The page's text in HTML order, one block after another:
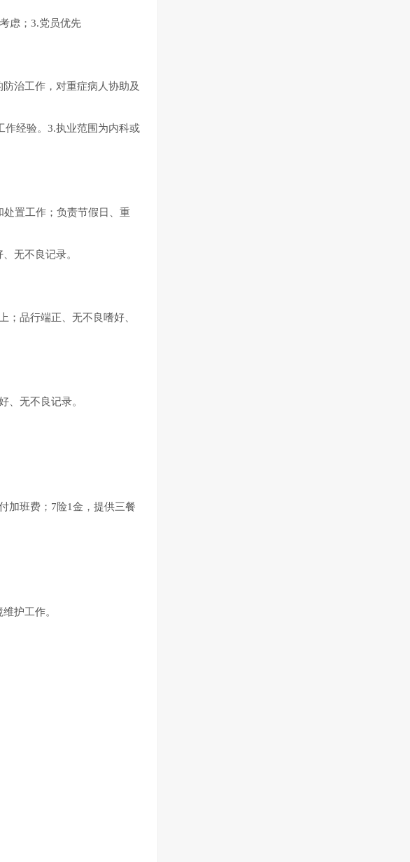
虑；3.党员优先
治工作，对重症病人协助及
作经验。3.执业范围为内科或
置工作；负责节假日、重
无不良记录。
；品行端正、无不良嗜好、
、无不良记录。
加班费；7险1金，提供三餐
护工作。